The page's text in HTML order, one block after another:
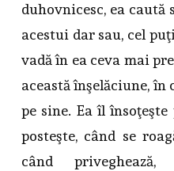
duhovnicesc, ea caută
acestui dar sau, cel
vadă în ea ceva mai
această înşelăciune, în
pe sine. Ea îl
posteşte, când se
când